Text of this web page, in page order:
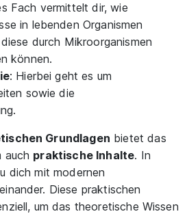
Fach vermittelt dir, wie
in lebenden Organismen
durch Mikroorganismen
können.
: Hierbei geht es um
sowie die
Grundlagen bietet das
auch praktische Inhalte. In
dich mit modernen
Diese praktischen
um das theoretische Wissen